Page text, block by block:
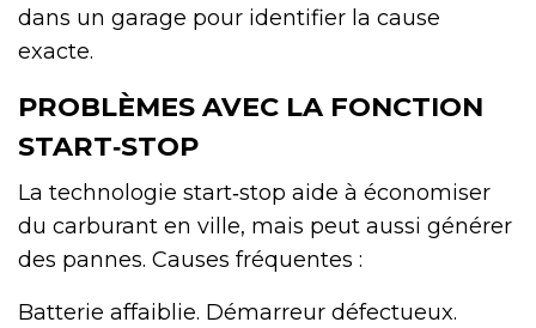
dans un garage pour identifier la cause
exacte.
PROBLÈMES AVEC LA FONCTION
START‑STOP
La technologie start‑stop aide à économiser
du carburant en ville, mais peut aussi générer
des pannes. Causes fréquentes :
Batterie affaiblie. Démarreur défectueux.